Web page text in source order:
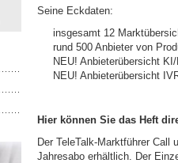
Seine Eckdaten:
insgesamt 12
rund 500 Anbieter von
NEU! Anbieterübersicht
NEU! Anbieterübersicht
Hier können Sie das Heft
Der TeleTalk-Marktführer
Jahresabo erhältlich. Der